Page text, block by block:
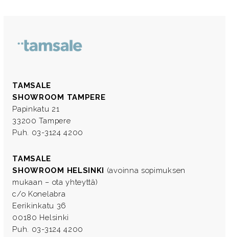
TAMSALE
SHOWROOM TAMPERE
Papinkatu 21
33200 Tampere
Puh. 03-3124 4200
TAMSALE
SHOWROOM HELSINKI (avoinna sopimuksen
mukaan – ota yhteyttä)
c/o Konelabra
Eerikinkatu 36
00180 Helsinki
Puh. 03-3124 4200